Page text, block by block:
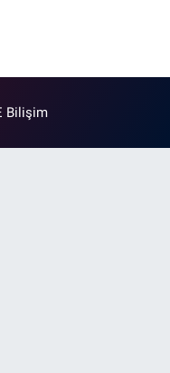
Bilişim